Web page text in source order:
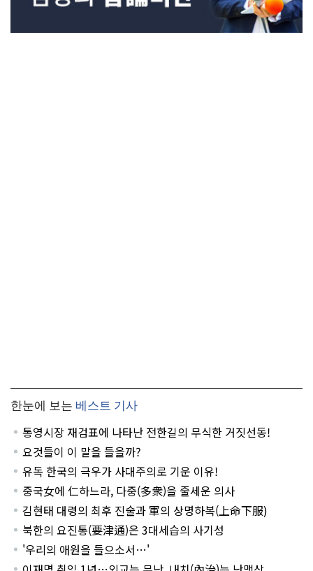
한눈에 보는 베스트 기사
통영시장 재검표에 나타난 전한길의 무식한 거짓선동!
요것들이 이 말을 들을까?
유독 한국의 극우가 사대주의로 기운 이유!
중국女에 仁하느라, 다중(多衆)을 줄세운 의사
김현태 대령의 최후 진술과 軍의 상명하복(上命下服)
북한의 요진통(要津通)은 3대세습의 사기성
'우리의 애원을 들으소서…'